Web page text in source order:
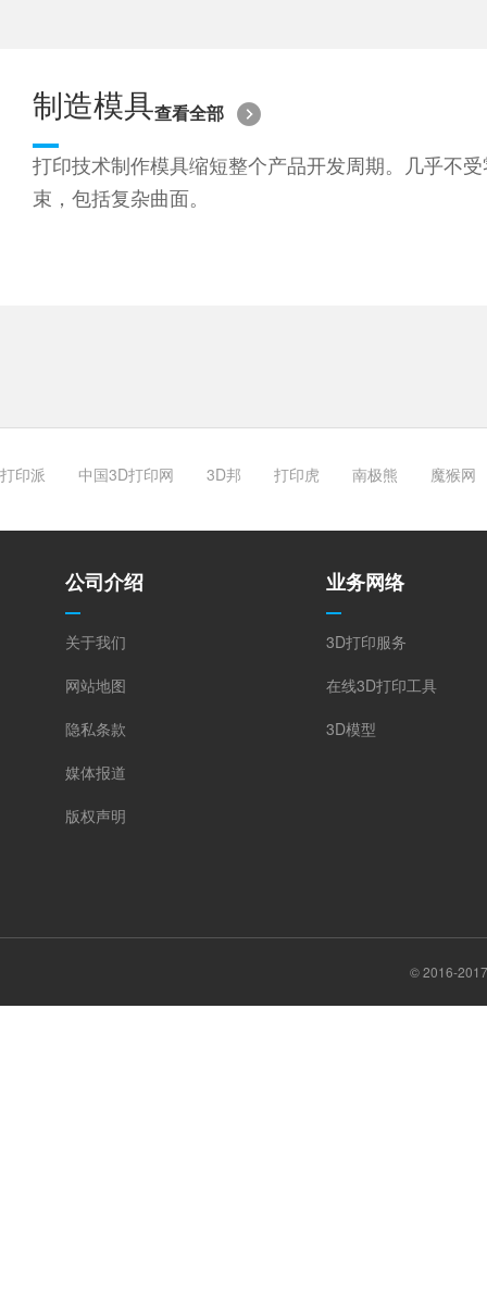
制造模具查看全部
打印技术制作模具缩短整个产品开发周期。几乎不
束，包括复杂曲面。
打印派 中国3D打印网 3D邦 打印虎 南极熊 魔猴网
公司介绍
关于我们
网站地图
隐私条款
媒体报道
版权声明
业务网络
3D打印服务
在线3D打印工具
3D模型
© 2016-